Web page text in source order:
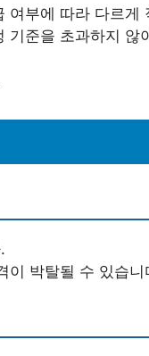
여부에 따라 다르게
기준을 초과하지 않
이 박탈될 수 있습니